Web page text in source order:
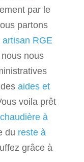
par le
partons
artisan RGE
nous
aides et
voila prêt
à
du reste à
grâce à